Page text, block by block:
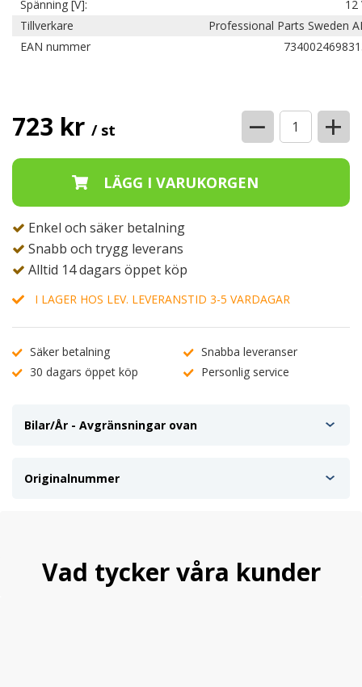
Spänning [V]:
12
Tillverkare
Professional Parts Sweden
EAN nummer
723 kr / st − +
Enkel och säker betalning
Snabb och trygg leverans
Alltid 14 dagars öppet köp
I LAGER HOS LEV. LEVERANSTID 3-5 VARDAGAR
Säker betalning
Snabba leveranser
30 dagars öppet köp
Personlig service
Bilar/År - Avgränsningar ovan
Originalnummer
Vad tycker våra kunder